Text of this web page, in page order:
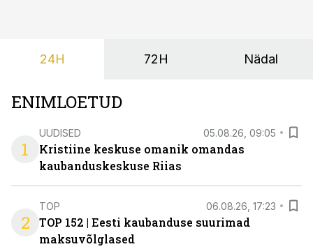
arvestavas lahenduses. Pakendi esikülje märgistuse
eksitamine.
24H 72H Nädal
ENIMLOETUD
1
UUDISED 05.08.26, 09:05
Kristiine keskuse omanik omandas
kaubanduskeskuse Riias
2
TOP 06.08.26, 17:23
TOP 152 | Eesti kaubanduse suurimad
maksuvõlglased